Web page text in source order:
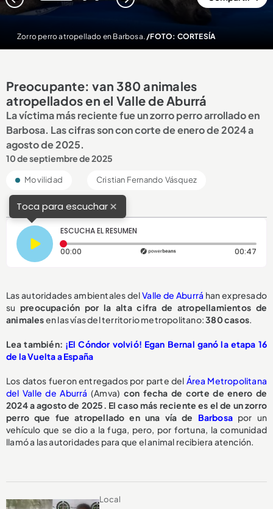
Zorro perro atropellado en Barbosa. /FOTO: CORTESÍA
Preocupante: van 380 animales
atropellados en el Valle de Aburrá
La víctima más reciente fue un zorro perro arrollado en
Barbosa. Las cifras son con corte de enero de 2024 a
agosto de 2025.
10 de septiembre de 2025
Movilidad Cristian Fernando Vásquez
Toca para escuchar×
ESCUCHA EL RESUMEN
00:00 Tiempo transcurrido: 0 segundos 00:47
Las autoridades ambientales delValle de Aburrá han expresado
su preocupación por la alta cifra de atropellamientos de
animalesen las vías del territorio metropolitano:380 casos.
Lea también: ¡El Cóndor volvió! Egan Bernal ganó la etapa 16
de la Vuelta a España
Los datos fueron entregados por parte del Área Metropolitana
del Valle de Aburrá (Amva) con fecha de corte de enero de
2024 a agosto de 2025. El caso más reciente es el de un zorro
perro que fue atropellado en una vía de Barbosapor un
vehículo que se dio a la fuga, pero, por fortuna, la comunidad
llamó a las autoridades para que el animal recibiera atención.
Local